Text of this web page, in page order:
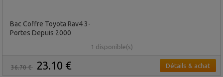
Bac Coffre Toyota Rav4 3-
Portes Depuis 2000
1 disponible(s)
36.70 € 23.10 € Détails & achat